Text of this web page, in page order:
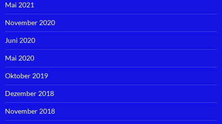
Mai 2021
November 2020
Juni 2020
Mai 2020
Oktober 2019
Dezember 2018
November 2018